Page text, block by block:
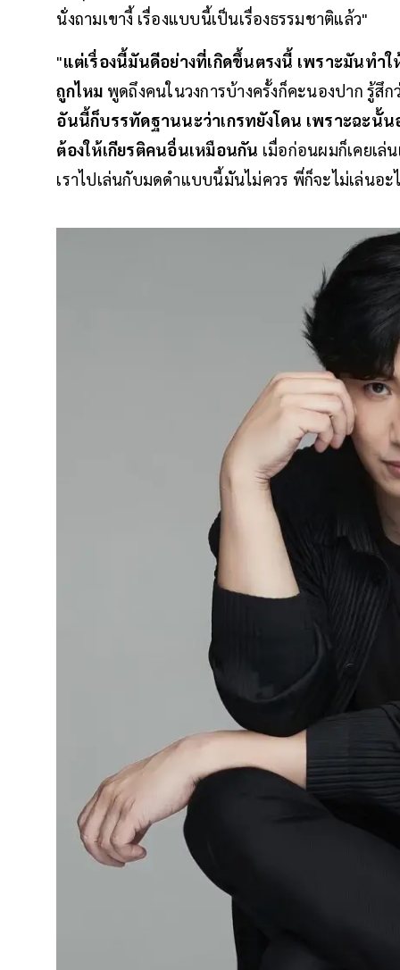
นั่งถามเขางี้ เรื่องแบบนี้เป็นเรื่องธรรมชาติแล้ว"
"แต่เรื่องนี้มันดีอย่างที่เกิดขึ้นตรงนี้ เพราะมันทำ
ถูกไหม พูดถึงคนในวงการบ้างครั้งก็คะนองปาก รู้
อันนี้ก็บรรทัดฐานนะว่าเกรทยังโดน เพราะฉะนั้น
ต้องให้เกียรติคนอื่นเหมือนกัน เมื่อก่อนผมก็เคยเล่
เราไปเล่นกับมดดำแบบนี้มันไม่ควร พี่ก็จะไม่เล่นอ